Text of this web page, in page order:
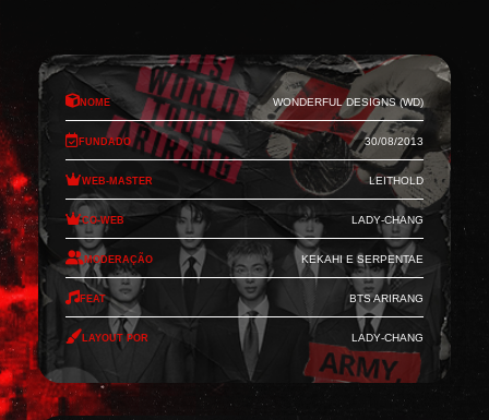
Nome Wonderful Designs (WD)
Fundado 30/08/2013
Web-Master Leithold
Co-Web Lady-Chang
Moderação Kekahi e Serpentae
Feat BTS Arirang
Layout por Lady-Chang